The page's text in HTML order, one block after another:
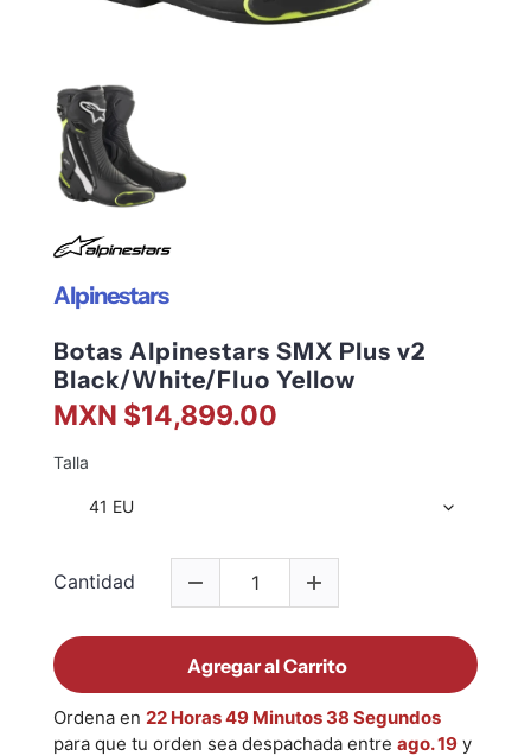
Alpinestars
Botas Alpinestars SMX Plus v2
Black/White/Fluo Yellow
MXN $14,899.00
Talla
Cantidad
Agregar al Carrito
Ordena en 22 Horas 49 Minutos 38 Segundos
para que tu orden sea despachada entre ago. 19 y